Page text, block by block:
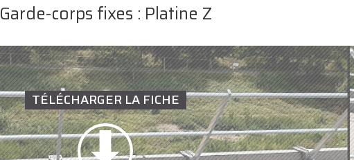
Garde-corps fixes : Platine Z
TÉLÉCHARGER LA FICHE